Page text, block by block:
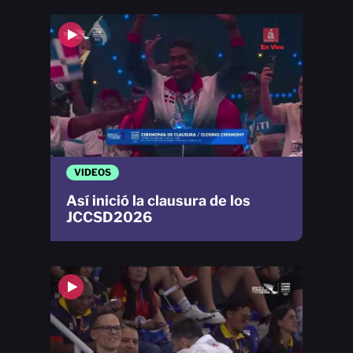
VIDEOS
Así inició la clausura de los
JCCSD2026